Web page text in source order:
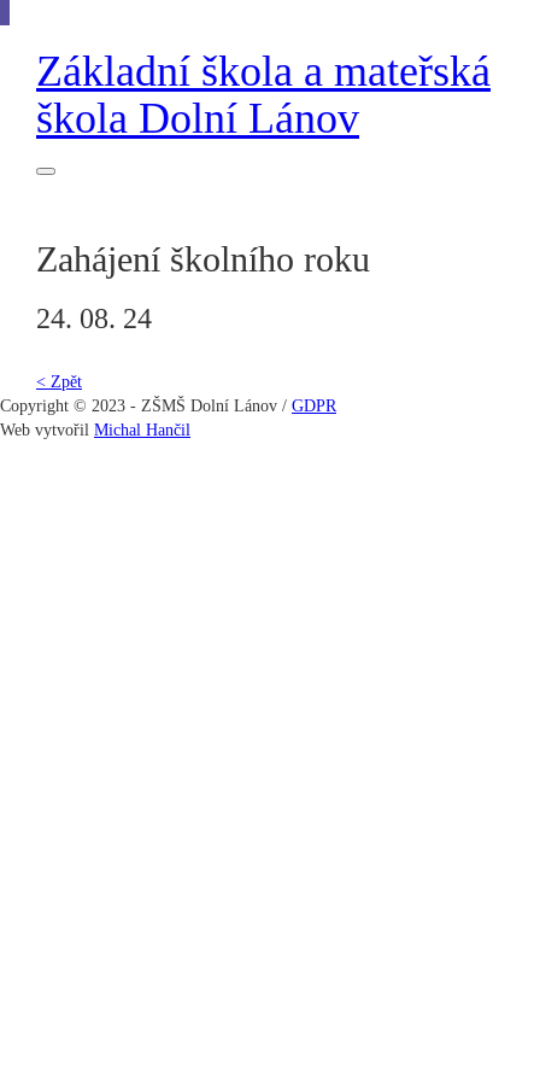
Základní škola a mateřská
škola Dolní Lánov
Zahájení školního roku
24. 08. 24
< Zpět
Copyright © 2023 - ZŠMŠ Dolní Lánov / GDPR
Web vytvořil Michal Hančil